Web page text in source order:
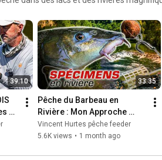
Website: https://www.peche-feeder.com #feeder
39:10 33:35
Pêche du Barbeau en
Rivière : Mon Approche
Hybride Spécimen Hunting
(Carpe + Feeder)
Vincent Hurtes pêche feeder
5.6K views • 1 month ago